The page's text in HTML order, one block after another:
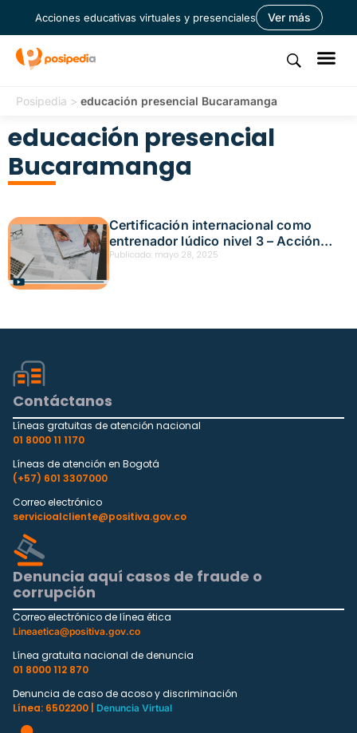
Acciones educativas virtuales y presenciales Ver más
Posipedia > educación presencial Bucaramanga
educación presencial
Bucaramanga
Certificación internacional como
entrenador lúdico nivel 3 – Acción
educativa presencial – Bucaramanga
Publicado: mayo 28, 2025
Contáctanos
Líneas gratuitas de atención nacional
01 8000 11 1170
Líneas de atención en Bogotá
(+57) 601 3307000
Correo electrónico
servicioalcliente@positiva.gov.co
Denuncia aquí casos de fraude o
corrupción
Correo electrónico de línea ética
Lineaetica@positiva.gov.co
Línea gratuita nacional de denuncia
01 8000 112 870
Denuncia de caso de acoso y discriminación
Línea: 6502200 |
Denuncia Virtual